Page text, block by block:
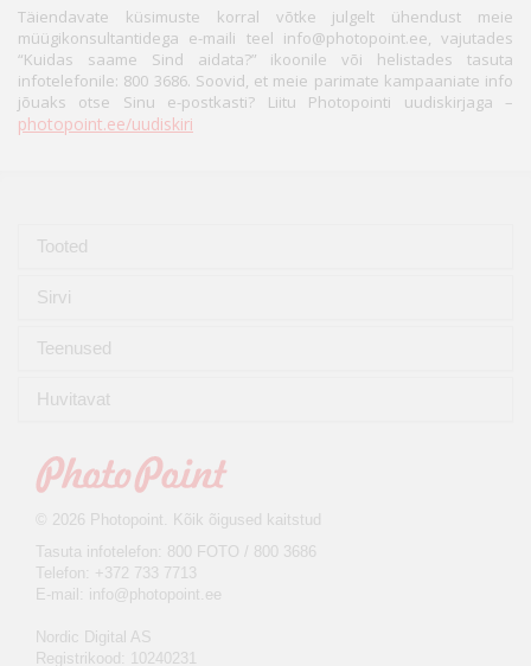
Täiendavate küsimuste korral võtke julgelt ühendust meie
müügikonsultantidega e-maili teel info@photopoint.ee, vajutades
“Kuidas saame Sind aidata?” ikoonile või helistades tasuta
infotelefonile: 800 3686. Soovid, et meie parimate kampaaniate info
jõuaks otse Sinu e-postkasti? Liitu Photopointi uudiskirjaga –
photopoint.ee/uudiskiri
Tooted
Sirvi
Teenused
Huvitavat
© 2026 Photopoint. Kõik õigused kaitstud
Tasuta infotelefon: 800 FOTO / 800 3686
Telefon: +372 733 7713
E-mail: info@photopoint.ee
Nordic Digital AS
Registrikood: 10240231